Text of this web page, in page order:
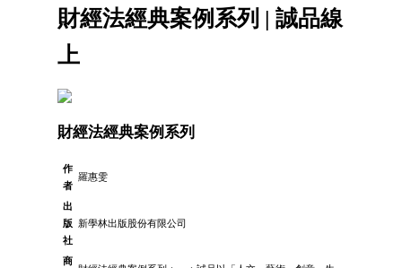
財經法經典案例系列 | 誠品線
上
財經法經典案例系列
作
者
羅惠雯
出
版
社
新學林出版股份有限公司
商